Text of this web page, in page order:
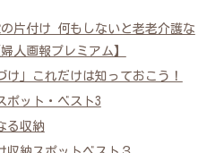
片付け 何もしないと老老介護な
人画報プレミアム】
」これだけは知っておこう！
ポット・ベスト3
る収納